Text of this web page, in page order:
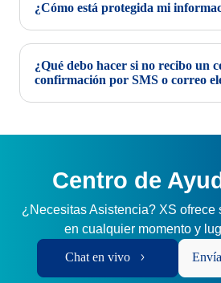
¿Cómo está protegida mi
¿Qué debo hacer si no recibo un
confirmación por SMS o correo
Centro de
¿Necesitas Asistencia? XS ofrece
en cualquier momento y
Chat en vivo